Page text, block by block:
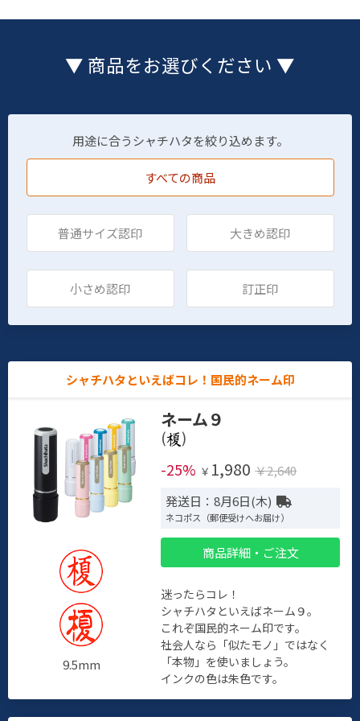
▼ 商品をお選びください ▼
用途に合うシャチハタを絞り込めます。
すべての商品
普通サイズ認印 大きめ認印
小さめ認印 訂正印
シャチハタといえばコレ！国民的ネーム印
9.5mm
ネーム９
(
)
-25% ￥ 1,980 ￥2,640
発送日：8月6日(木)
ネコポス（郵便受けへお届け）
商品詳細・ご注文
迷ったらコレ！
シャチハタといえばネーム９。
これぞ国民的ネーム印です。
社会人なら「似たモノ」ではなく
「本物」を使いましょう。
インクの色は朱色です。